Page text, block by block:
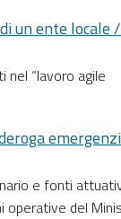
un ente locale
nel “lavoro agile
e fonti
operative del